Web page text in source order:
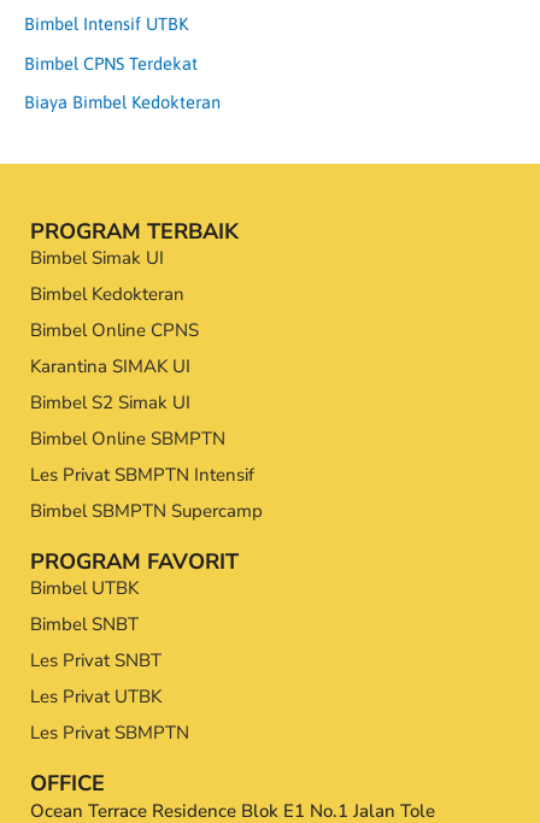
Bimbel Intensif UTBK
Bimbel CPNS Terdekat
Biaya Bimbel Kedokteran
PROGRAM TERBAIK
Bimbel Simak UI
Bimbel Kedokteran
Bimbel Online CPNS
Karantina SIMAK UI
Bimbel S2 Simak UI
Bimbel Online SBMPTN
Les Privat SBMPTN Intensif
Bimbel SBMPTN Supercamp
PROGRAM FAVORIT
Bimbel UTBK
Bimbel SNBT
Les Privat SNBT
Les Privat UTBK
Les Privat SBMPTN
OFFICE
Ocean Terrace Residence Blok E1 No.1 Jalan Tole